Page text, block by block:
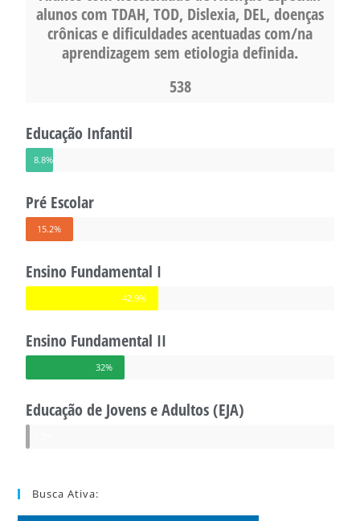
alunos com TDAH, TOD, Dislexia, DEL, doenças
crônicas e dificuldades acentuadas com/na
aprendizagem sem etiologia definida.
538
Educação Infantil
8.8%
Pré Escolar
15.2%
Ensino Fundamental I
42.9%
Ensino Fundamental II
32%
Educação de Jovens e Adultos (EJA)
Busca Ativa: